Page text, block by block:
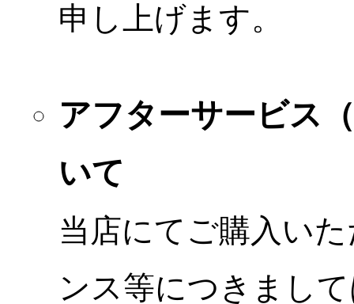
申し上げます。
アフターサービス
いて
当店にてご購入い
ンス等につきまし